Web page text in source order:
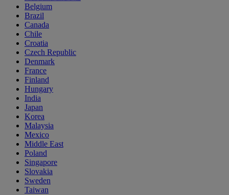
Belgium
Brazil
Canada
Chile
Croatia
Czech Republic
Denmark
France
Finland
Hungary
India
Japan
Korea
Malaysia
Mexico
Middle East
Poland
Singapore
Slovakia
Sweden
Taiwan